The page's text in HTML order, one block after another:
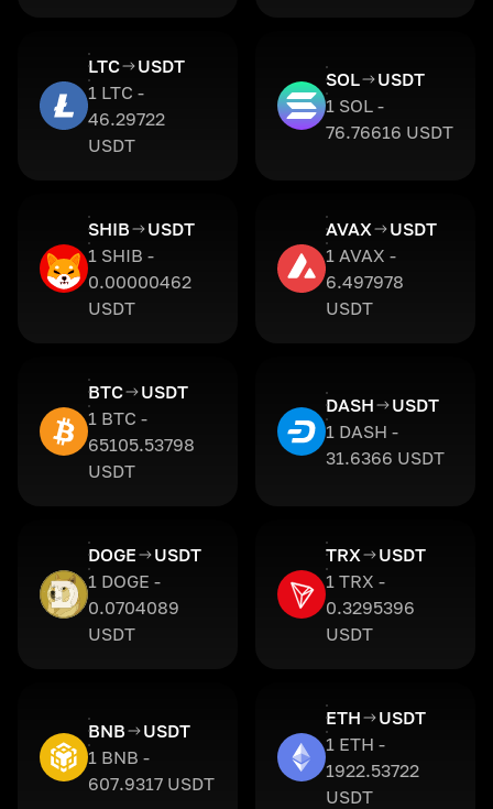
LTC
USDT
1 LTC -
46.29722
USDT
SOL
USDT
1 SOL -
76.76616 USDT
SHIB
USDT
1 SHIB -
0.00000462
USDT
AVAX
USDT
1 AVAX -
6.497978
USDT
BTC
USDT
1 BTC -
65105.53798
USDT
DASH
USDT
1 DASH -
31.6366 USDT
DOGE
USDT
1 DOGE -
0.0704089
USDT
TRX
USDT
1 TRX -
0.3295396
USDT
BNB
USDT
1 BNB -
607.9317 USDT
ETH
USDT
1 ETH -
1922.53722
USDT